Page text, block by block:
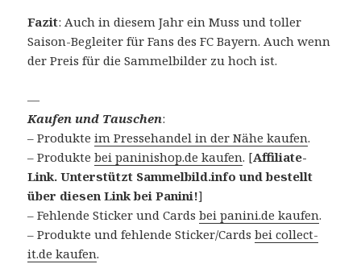
Fazit: Auch in diesem Jahr ein Muss und toller
Saison-Begleiter für Fans des FC Bayern. Auch wenn
der Preis für die Sammelbilder zu hoch ist.
—
Kaufen und Tauschen:
– Produkteim Pressehandel in der Nähe kaufen.
– Produktebei paninishop.de kaufen. [Affiliate-
Link. Unterstützt Sammelbild.info und bestellt
über diesen Link bei Panini!]
– Fehlende Sticker und Cardsbei panini.de kaufen.
– Produkte und fehlende Sticker/Cardsbei collect-
it.de kaufen.